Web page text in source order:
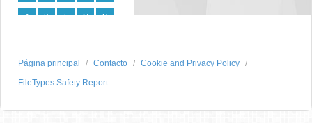
J K L M N
T U V W X
Y Z
Página principal Contacto
Cookie and Privacy Policy
FileTypes Safety Report